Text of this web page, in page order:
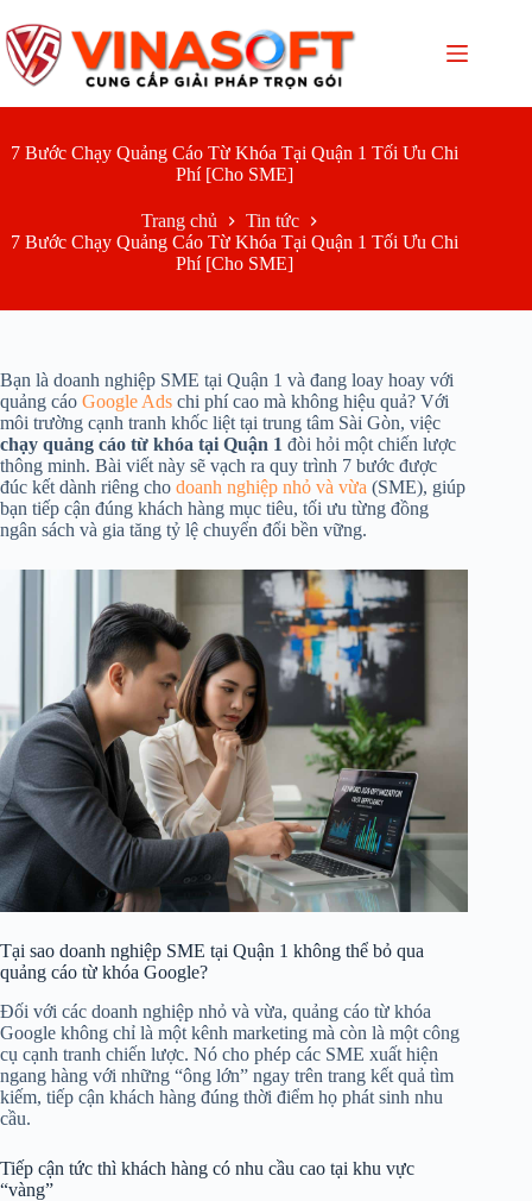
đến
phần
nội
7 Bước Chạy Quảng Cáo Từ Khóa Tại Quận 1 Tối Ưu Chi
Phí [Cho SME]
Trang chủ
Tin tức
7 Bước Chạy Quảng Cáo Từ Khóa Tại Quận 1 Tối Ưu Chi
Phí [Cho SME]
Bạn là doanh nghiệp SME tại Quận 1 và đang loay hoay với
quảng cáo Google Ads chi phí cao mà không hiệu quả? Với
môi trường cạnh tranh khốc liệt tại trung tâm Sài Gòn, việc
chạy quảng cáo từ khóa tại Quận 1 đòi hỏi một chiến lược
thông minh. Bài viết này sẽ vạch ra quy trình 7 bước được
đúc kết dành riêng cho doanh nghiệp nhỏ và vừa (SME), giúp
bạn tiếp cận đúng khách hàng mục tiêu, tối ưu từng đồng
ngân sách và gia tăng tỷ lệ chuyển đổi bền vững.
Tại sao doanh nghiệp SME tại Quận 1 không thể bỏ qua
quảng cáo từ khóa Google?
Đối với các doanh nghiệp nhỏ và vừa, quảng cáo từ khóa
Google không chỉ là một kênh marketing mà còn là một công
cụ cạnh tranh chiến lược. Nó cho phép các SME xuất hiện
ngang hàng với những “ông lớn” ngay trên trang kết quả tìm
kiếm, tiếp cận khách hàng đúng thời điểm họ phát sinh nhu
cầu.
Tiếp cận tức thì khách hàng có nhu cầu cao tại khu vực
“vàng”